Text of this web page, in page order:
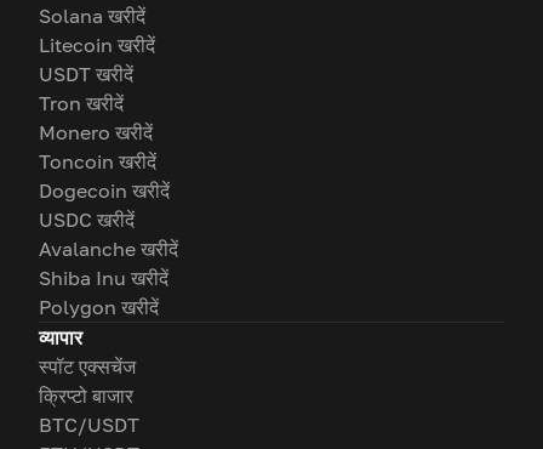
Solana खरीदें
Litecoin खरीदें
USDT खरीदें
Tron खरीदें
Monero खरीदें
Toncoin खरीदें
Dogecoin खरीदें
USDC खरीदें
Avalanche खरीदें
Shiba Inu खरीदें
Polygon खरीदें
व्यापार
स्पॉट एक्सचेंज
क्रिप्टो बाजार
BTC/USDT